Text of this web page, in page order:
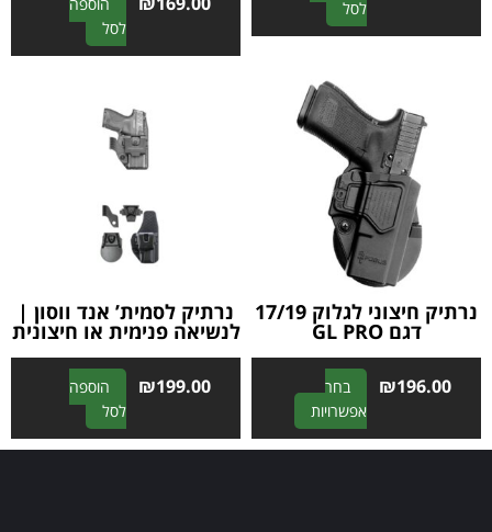
לסל
A
l
e
r
n
הוספה
לסל
A
l
נרתיק חיצוני לגלוק 17/19
דגם GL PRO
₪196.00
בחר
אפשרויות
l
נרתיק לסמית’ אנד ווסון |
לנשיאה פנימית או חיצונית
₪199.00
הוספה
לסל
A
l